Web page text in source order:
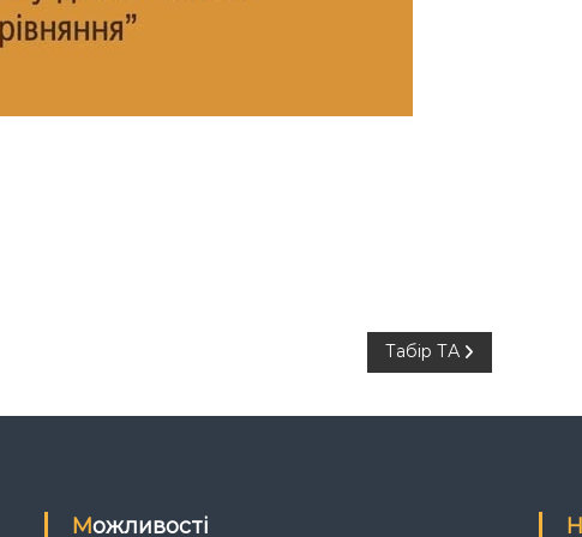
Табір ТА
Можливості